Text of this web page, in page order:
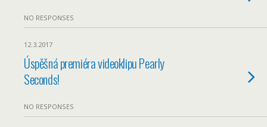
NO RESPONSES
12.3.2017
Úspěšná premiéra videoklipu Pearly
Seconds!
NO RESPONSES